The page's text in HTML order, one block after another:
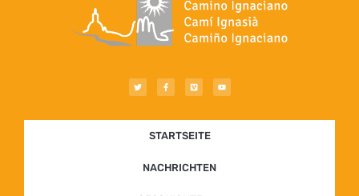
STARTSEITE
NACHRICHTEN